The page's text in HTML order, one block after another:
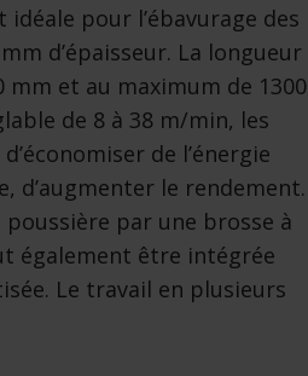
pour l’ébavurage des
d’épaisseur. La longueur
et au maximum de 1300
de 8 à 38 m/min, les
de l’énergie
d’augmenter le rendement.
par une brosse à
également être intégrée
Le travail en plusieurs